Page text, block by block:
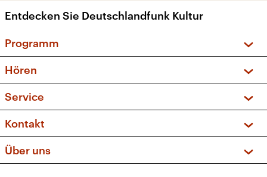
Entdecken Sie Deutschlandfunk Kultur
Programm
Sendungen und Podcasts
Musikliste
Kakadu – Das Kinderprogramm
Hören
Frequenzen (UKW + DAB+)
Service
FAQ
Apps
Newsletter
Kontakt
Social Media
Über uns